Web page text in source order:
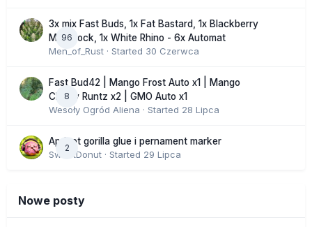
96
3x mix Fast Buds, 1x Fat Bastard, 1x Blackberry
Moonrock, 1x White Rhino - 6x Automat
Men_of_Rust · Started 30 Czerwca
8
Fast Bud42 | Mango Frost Auto x1 | Mango
Cherry Runtz x2 | GMO Auto x1
Wesoły Ogród Aliena · Started 28 Lipca
2
Apricot gorilla glue i pernament marker
SweetDonut · Started 29 Lipca
Nowe posty